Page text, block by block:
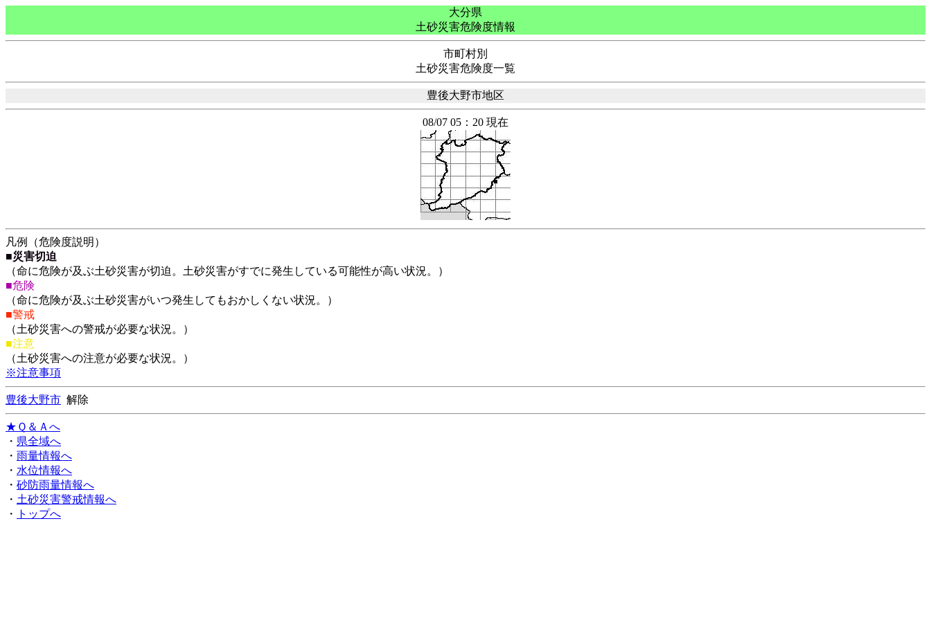
大分県
土砂災害危険度情報
市町村別
土砂災害危険度一覧
豊後大野市地区
08/07 05：20 現在
凡例（危険度説明）
■災害切迫
（命に危険が及ぶ土砂災害が切迫。土砂災害がすでに発生している可能性が高い状況。）
■危険
（命に危険が及ぶ土砂災害がいつ発生してもおかしくない状況。）
■警戒
（土砂災害への警戒が必要な状況。）
■注意
（土砂災害への注意が必要な状況。）
※注意事項
豊後大野市 解除
★Ｑ＆Ａへ
・ 県全域へ
・ 雨量情報へ
・ 水位情報へ
・ 砂防雨量情報へ
・ 土砂災害警戒情報へ
・
トップへ